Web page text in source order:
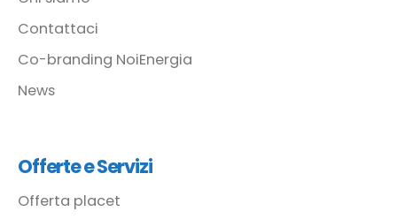
Contattaci
Co-branding NoiEnergia
News
Offerte e Servizi
Offerta placet